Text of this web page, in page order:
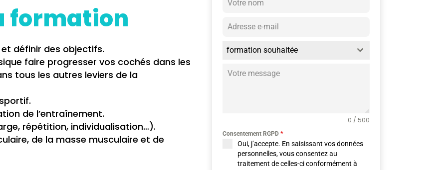
formation
définir des objectifs.
faire progresser vos cochés dans les
tous les autres leviers de la
de l’entraînement.
répétition, individualisation…).
de la masse musculaire et de
formation souhaitée
0 / 500
Consentement RGPD *
Oui, j’accepte. En saisissant vos données
personnelles, vous consentez au
traitement de celles-ci conformément à